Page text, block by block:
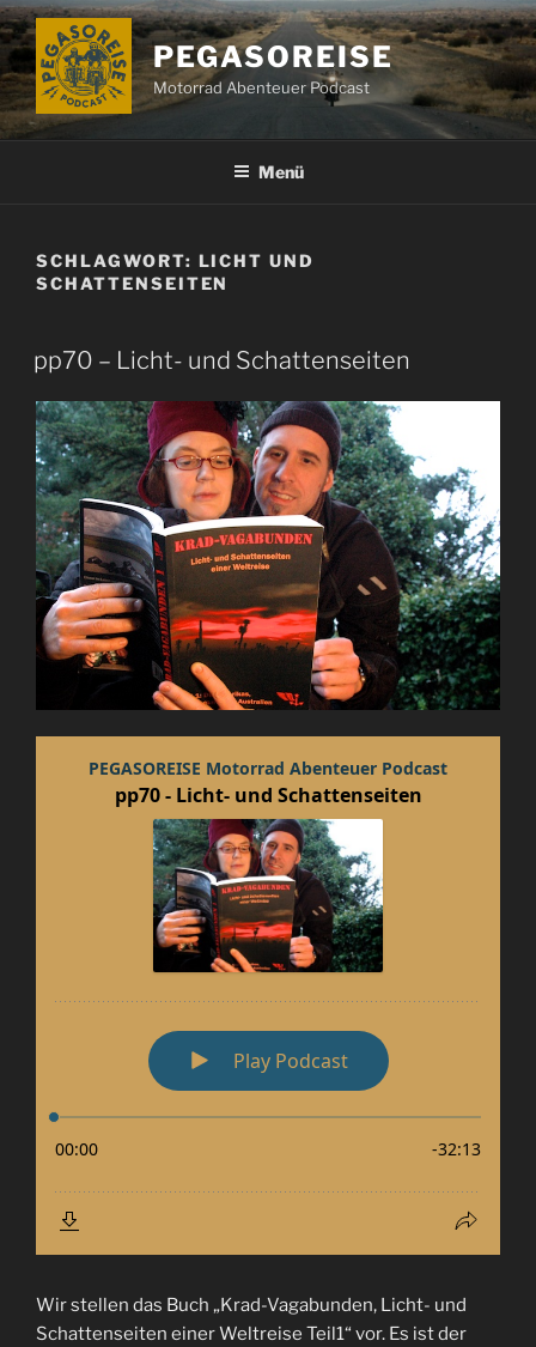
Zum
Inhalt
springen
PEGASOREISE
Motorrad Abenteuer Podcast
Menü
SCHLAGWORT: LICHT UND
SCHATTENSEITEN
pp70 – Licht- und Schattenseiten
Wir stellen das Buch „Krad-Vagabunden, Licht- und
Schattenseiten einer Weltreise Teil1“ vor. Es ist der